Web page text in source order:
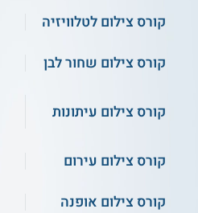
קורס צילום לטלוויזיה
קורס צילום שחור לבן
קורס צילום עיתונות
קורס צילום עירום
קורס צילום אופנה